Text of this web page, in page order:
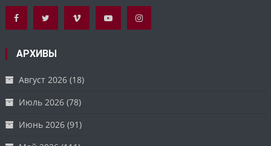
АРХИВЫ
Август 2026 (18)
Июль 2026 (78)
Июнь 2026 (91)